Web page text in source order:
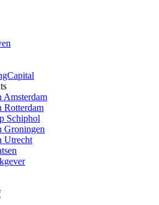
Amsterdam
Rotterdam
Schiphol
Groningen
Utrecht